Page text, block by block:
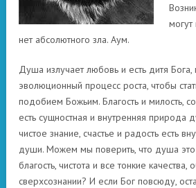
могут
нет абсолютного зла. Аум.
Душа излучает любовь и есть дитя
эволюционный процесс роста, чтобы
подобием Божьим. Благость и милость,
есть сущностная и внутренняя природа
чистое знание, счастье и радость есть
души. Можем мы поверить, что душа это
благость, чистота и все тонкие
сверхсознании? И если Бог повсюду,